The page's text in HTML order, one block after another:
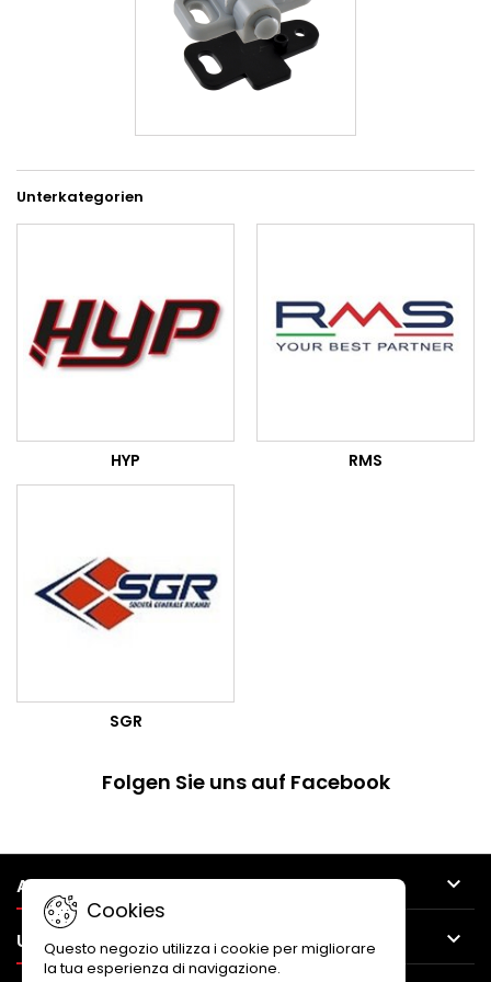
Unterkategorien
HYP RMS
SGR
Folgen Sie uns auf Facebook
ARTIKEL 
UNTERNEHMEN 
Cookies
Questo negozio utilizza i cookie per migliorare
la tua esperienza di navigazione.